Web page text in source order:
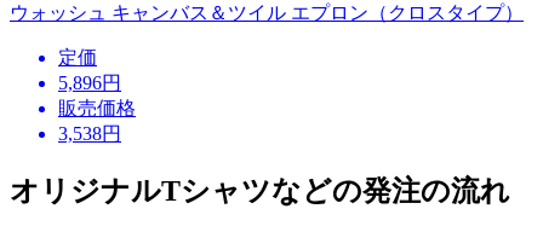
ウォッシュ キャンバス＆ツイル エプロン（クロスタイプ）
定価
5,896円
販売価格
3,538円
オリジナルTシャツなどの発注の流れ